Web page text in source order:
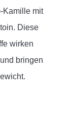
Kamille mit
Diese
wirken
bringen